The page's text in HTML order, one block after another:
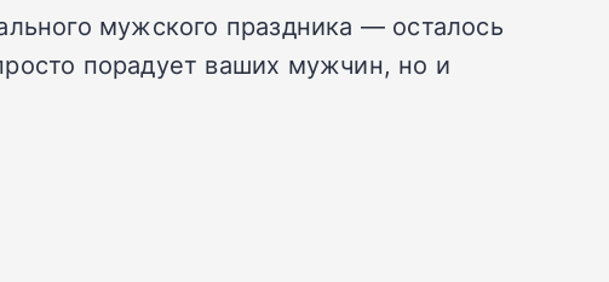
мужского праздника — осталось
порадует ваших мужчин, но и